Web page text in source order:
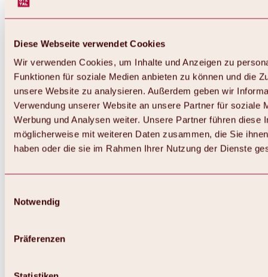
Diese Webseite verwendet Cookies
Wir verwenden Cookies, um Inhalte und Anzeigen zu
Funktionen für soziale Medien anbieten zu können und die
unsere Website zu analysieren. Außerdem geben wir
Verwendung unserer Website an unsere Partner für soziale
Werbung und Analysen weiter. Unsere Partner führen diese
möglicherweise mit weiteren Daten zusammen, die Sie
haben oder die sie im Rahmen Ihrer Nutzung der Dienste
Notwendig
Präferenzen